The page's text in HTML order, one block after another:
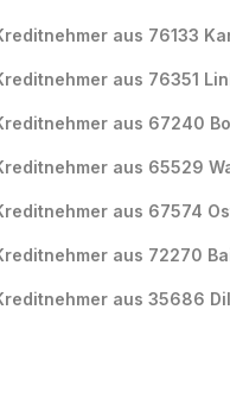
aus 76133
aus 76351
aus 67240
aus 65529
aus 67574
aus 72270
aus 35686